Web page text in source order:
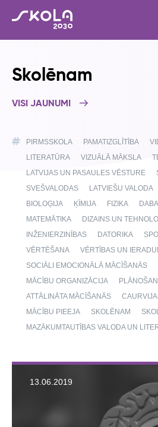
Skolēnam
VISI JAUNUMI
PIRMSSKOLA PAMATIZGLĪTĪBA
LITERATŪRA
VIZUĀLĀ MĀKSLA
LATVIJAS UN PASAULES VĒSTURE
SVEŠVALODAS
LATVIEŠU VALODA
BIOLOĢIJA
ĶĪMIJA FIZIKA
MATEMĀTIKA
DIZAINS UN
INŽENIERZINĪBAS
DATORIKA
VĒRTĒŠANA
VĒRTĪBAS UN
SOCIĀLI EMOCIONĀLĀ MĀCĪŠANĀS
MĀCĪBU ORGANIZĀCIJA
ATTĀLINĀTA MĀCĪŠANĀS
MĀCĪBU PIEEJA
SKOLĒNAM
MAZĀKUMTAUTĪBAS VALODA UN
13.06.2019